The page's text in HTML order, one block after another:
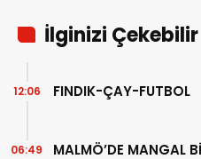
İlginizi Çekebilir
FINDIK-ÇAY-FUTBOL
12:06
MALMÖ’DE MANGAL
06:49